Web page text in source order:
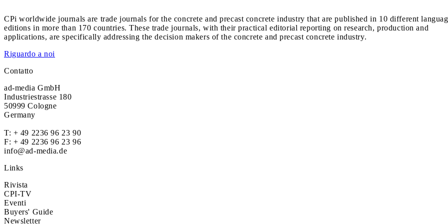
CPi worldwide journals are trade journals for the concrete and precast concrete industry that are published in 10 different
editions in more than 170 countries. These trade journals, with their practical editorial reporting on research, production and
applications, are specifically addressing the decision makers of the concrete and precast concrete industry.
Riguardo a noi
Contatto
ad-media GmbH
Industriestrasse 180
50999 Cologne
Germany
T: + 49 2236 96 23 90
F: + 49 2236 96 23 96
info@ad-media.de
Links
Rivista
CPI-TV
Eventi
Buyers' Guide
Newsletter